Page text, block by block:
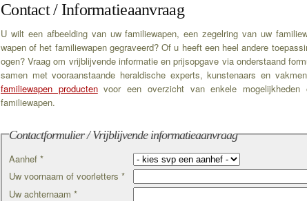
Contact / Informatieaanvraag
U wilt een afbeelding van uw familiewapen, een zegelring van uw
wapen of het familiewapen gegraveerd? Of u heeft een heel andere
ogen? Vraag om vrijblijvende informatie en prijsopgave via onderstaand
samen met vooraanstaande heraldische experts, kunstenaars en
familiewapen productenvoor een overzicht van enkele
familiewapen.
Contactformulier / Vrijblijvende informatieaanvraag
Aanhef *
Uw voornaam of voorletters *
Uw achternaam *